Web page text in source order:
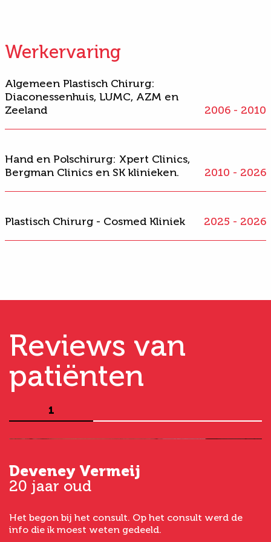
Werkervaring
Algemeen Plastisch Chirurg:
Diaconessenhuis, LUMC, AZM en
Zeeland
2006 - 2010
Hand en Polschirurg: Xpert Clinics,
Bergman Clinics en SK klinieken.
2010 - 2026
Plastisch Chirurg - Cosmed Kliniek 2025 - 2026
Reviews van
patiënten
1
Deveney Vermeij
20 jaar oud
Het begon bij het consult. Op het consult werd de
info die ik moest weten gedeeld.